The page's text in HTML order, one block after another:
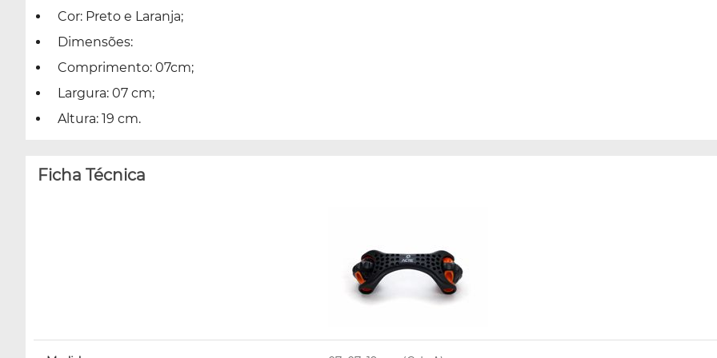
Cor: Preto e Laranja;
Dimensões:
Comprimento: 07cm;
Largura: 07 cm;
Altura: 19 cm.
Ficha Técnica